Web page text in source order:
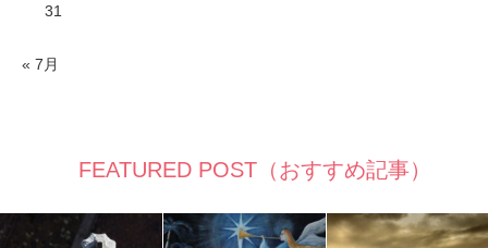
31
« 7月
FEATURED POST（おすすめ記事）